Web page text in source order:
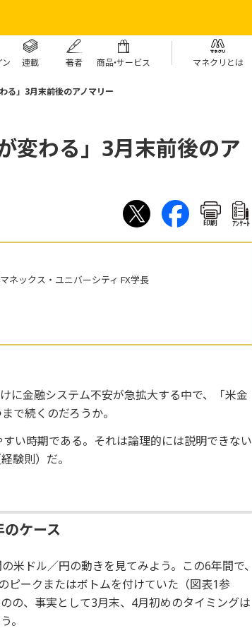
ン 連載 著者 商品・サービス マネクリとは
る」3月末前後のアノマリー
変わる」3月末前後のア
印刷 ｱﾝｹｰﾄ
ネックス・ユニバーシティ FX学長
に金融システム不安が急拡大する中で、「米金
で続くのだろうか。
い時期である。それは論理的には説明できない
験則）だ。
ケース
米ドル／円の動きを見てみよう。この6年間で、
ピークまたはボトムを付けていた（図表1参
の、事実として3月末、4月初めのタイミングは
。